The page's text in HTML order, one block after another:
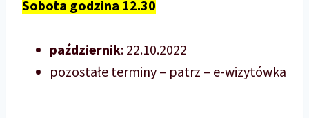
Sobota godzina 12.30
październik: 22.10.2022
pozostałe terminy – patrz – e-wizytówka